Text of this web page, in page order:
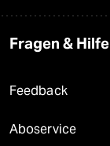
Fragen & Hilfe
Feedback
Aboservice